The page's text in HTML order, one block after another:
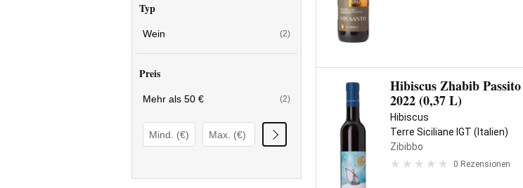
Typ
Wein (2)
Preis
Mehr als 50 € (2)
Hibiscus Zhabib
2022 (0,37 L)
Hibiscus
Terre Siciliane IGT (Italien)
Zibibbo
0 Rezensionen